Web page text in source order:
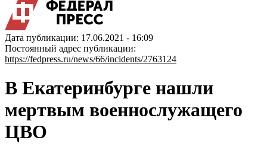
Дата публикации: 17.06.2021 - 16:09
Постоянный адрес публикации:
https://fedpress.ru/news/66/incidents/2763124
В Екатеринбурге нашли
мертвым военнослужащего
ЦВО